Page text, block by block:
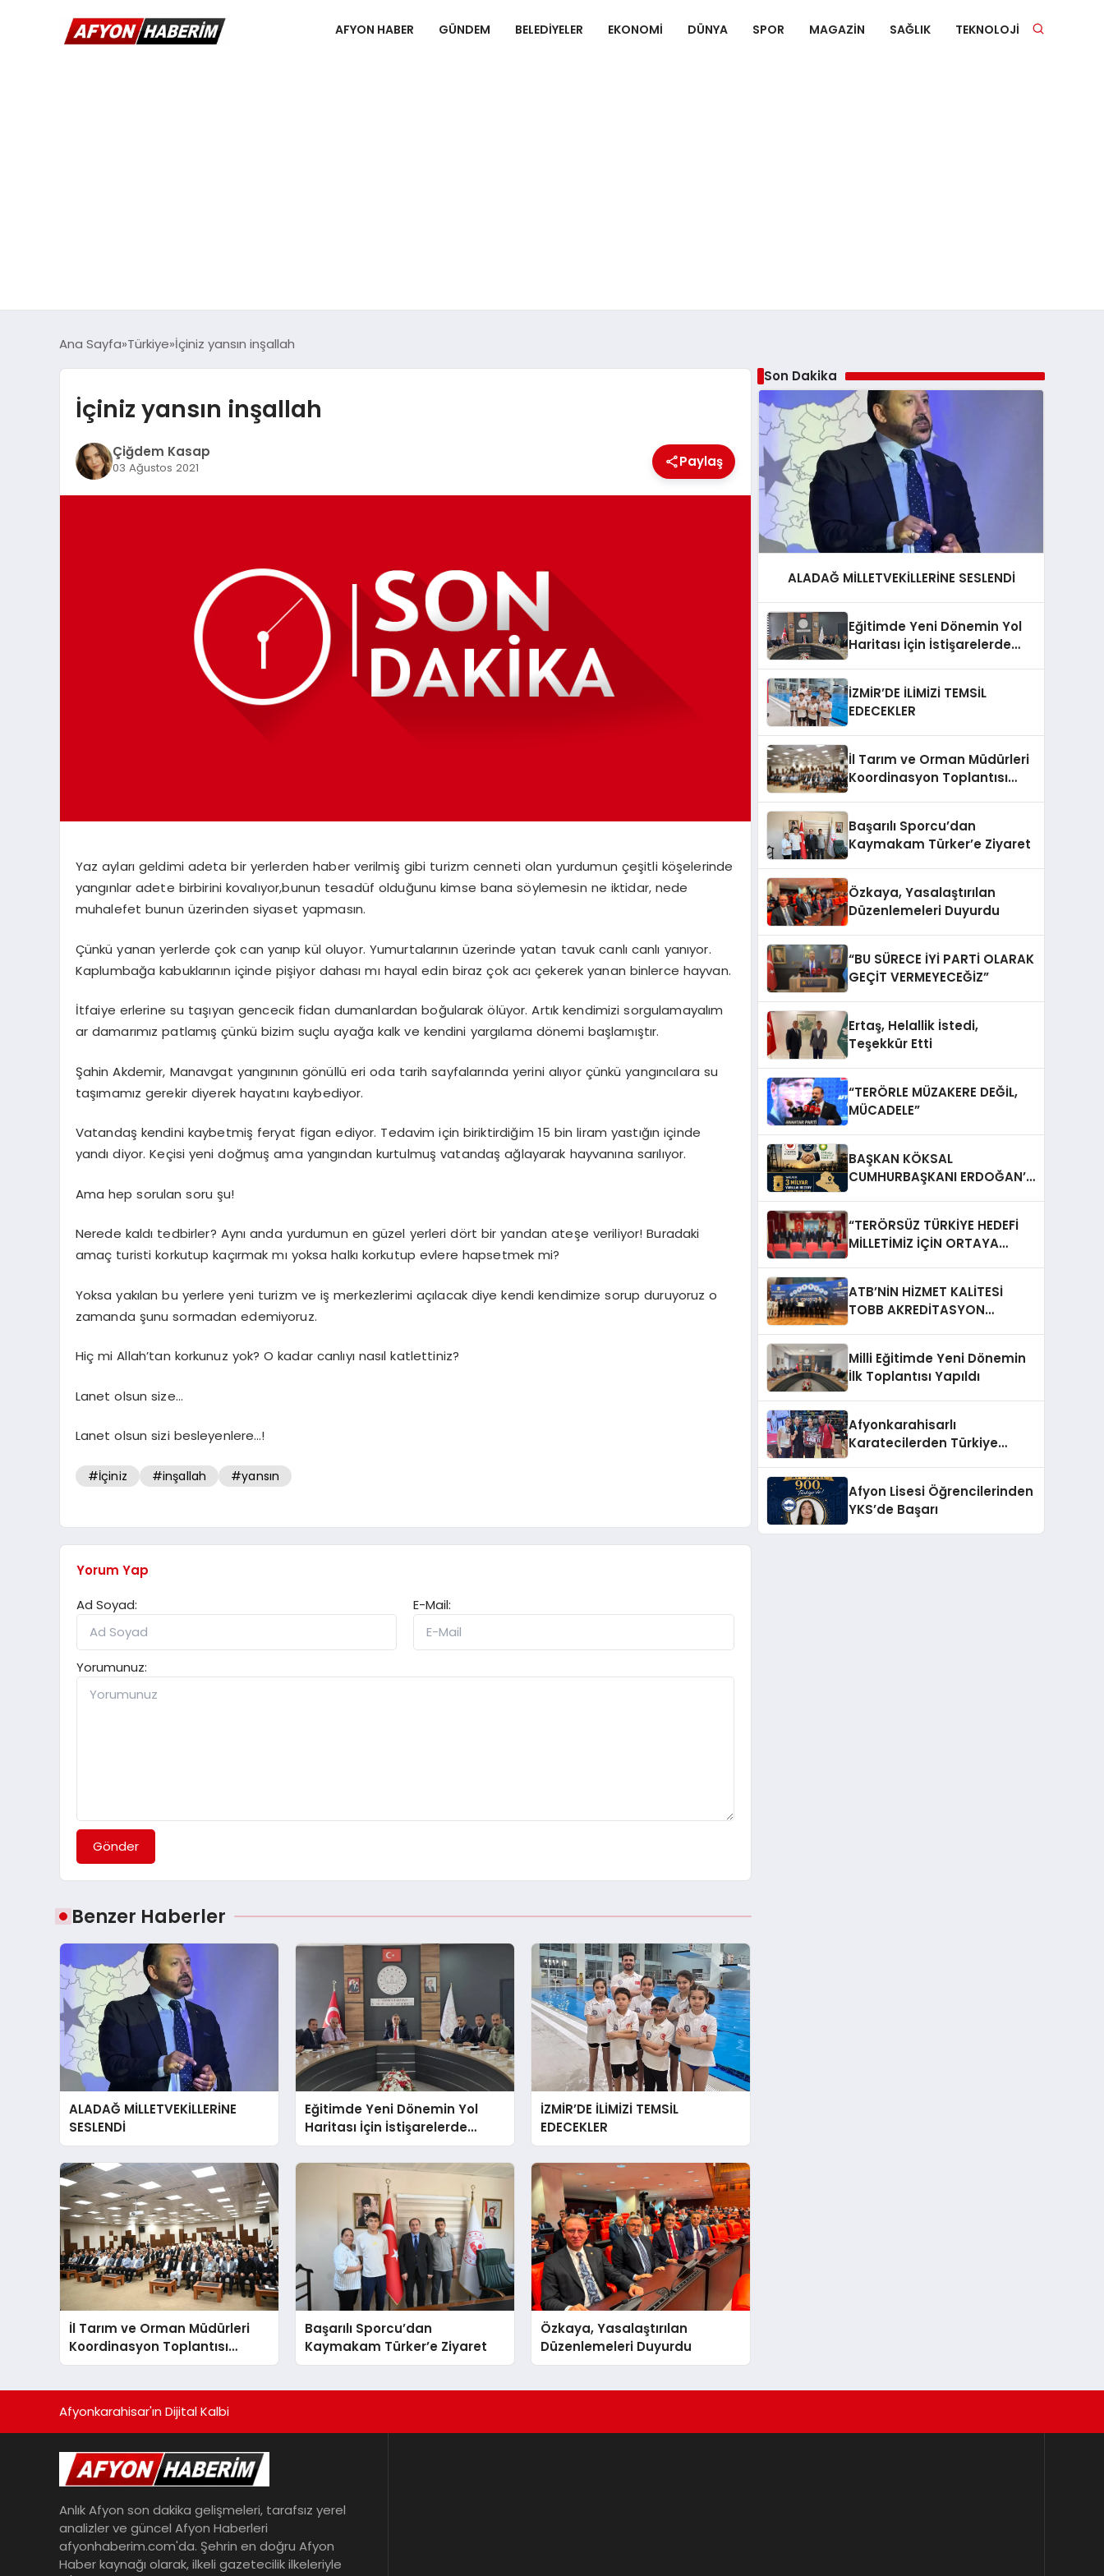
AFYON HABER GÜNDEM BELEDIYELER EKONOMI DÜNYA SPOR MAGAZIN SAĞLIK TEKNOLOJI
Ana Sayfa Türkiye İçiniz yansın inşallah
İçiniz yansın inşallah
Çiğdem Kasap
03 Ağustos 2021 Paylaş
Yaz ayları geldimi adeta bir yerlerden haber verilmiş gibi turizm cenneti olan yurdumun çeşitli köşelerinde
yangınlar adete birbirini kovalıyor,bunun tesadüf olduğunu kimse bana söylemesin ne iktidar, nede
muhalefet bunun üzerinden siyaset yapmasın.
Çünkü yanan yerlerde çok can yanıp kül oluyor. Yumurtalarının üzerinde yatan tavuk canlı canlı yanıyor.
Kaplumbağa kabuklarının içinde pişiyor dahası mı hayal edin biraz çok acı çekerek yanan binlerce hayvan.
İtfaiye erlerine su taşıyan gencecik fidan dumanlardan boğularak ölüyor. Artık kendimizi sorgulamayalım
ar damarımız patlamış çünkü bizim suçlu ayağa kalk ve kendini yargılama dönemi başlamıştır.
Şahin Akdemir, Manavgat yangınının gönüllü eri oda tarih sayfalarında yerini alıyor çünkü yangıncılara su
taşımamız gerekir diyerek hayatını kaybediyor.
Vatandaş kendini kaybetmiş feryat figan ediyor. Tedavim için biriktirdiğim 15 bin liram yastığın içinde
yandı diyor. Keçisi yeni doğmuş ama yangından kurtulmuş vatandaş ağlayarak hayvanına sarılıyor.
Ama hep sorulan soru şu!
Nerede kaldı tedbirler? Aynı anda yurdumun en güzel yerleri dört bir yandan ateşe veriliyor! Buradaki
amaç turisti korkutup kaçırmak mı yoksa halkı korkutup evlere hapsetmek mi?
Yoksa yakılan bu yerlere yeni turizm ve iş merkezlerimi açılacak diye kendi kendimize sorup duruyoruz o
zamanda şunu sormadan edemiyoruz.
Hiç mi Allah’tan korkunuz yok? O kadar canlıyı nasıl katlettiniz?
Lanet olsun size…
Lanet olsun sizi besleyenlere…!
#İçiniz #inşallah #yansın
Yorum Yap
Ad Soyad:
E-Mail:
Yorumunuz:
Gönder
Benzer Haberler
ALADAĞ MİLLETVEKİLLERİNE
SESLENDİ
Eğitimde Yeni Dönemin Yol
Haritası İçin İstişarelerde
Bulunuldu
İZMİR’DE İLİMİZİ TEMSİL
EDECEKLER
İl Tarım ve Orman Müdürleri
Koordinasyon Toplantısı
Düzenlendi
Başarılı Sporcu’dan
Kaymakam Türker’e Ziyaret
Özkaya, Yasalaştırılan
Düzenlemeleri Duyurdu
Son Dakika
ALADAĞ MİLLETVEKİLLERİNE SESLENDİ
Eğitimde Yeni Dönemin Yol
Haritası İçin İstişarelerde
İZMİR’DE İLİMİZİ TEMSİL
EDECEKLER
İl Tarım ve Orman Müdürleri
Koordinasyon Toplantısı
Başarılı Sporcu’dan
Kaymakam Türker’e Ziyaret
Özkaya, Yasalaştırılan
Düzenlemeleri Duyurdu
“BU SÜRECE İYİ PARTİ OLARAK
GEÇİT VERMEYECEĞİZ”
Ertaş, Helallik İstedi,
Teşekkür Etti
“TERÖRLE MÜZAKERE DEĞİL,
MÜCADELE”
BAŞKAN KÖKSAL
CUMHURBAŞKANI ERDOĞAN’A
“TERÖRSÜZ TÜRKİYE HEDEFİ
MİLLETİMİZ İÇİN ORTAYA
ATB’NİN HİZMET KALİTESİ
TOBB AKREDİTASYON
Milli Eğitimde Yeni Dönemin
İlk Toplantısı Yapıldı
Afyonkarahisarlı
Karatecilerden Türkiye
Afyon Lisesi Öğrencilerinden
YKS’de Başarı
Afyonkarahisar'ın Dijital Kalbi
Anlık Afyon son dakika gelişmeleri, tarafsız yerel
analizler ve güncel Afyon Haberleri
afyonhaberim.com'da. Şehrin en doğru Afyon
Haber kaynağı olarak, ilkeli gazetecilik ilkeleriyle